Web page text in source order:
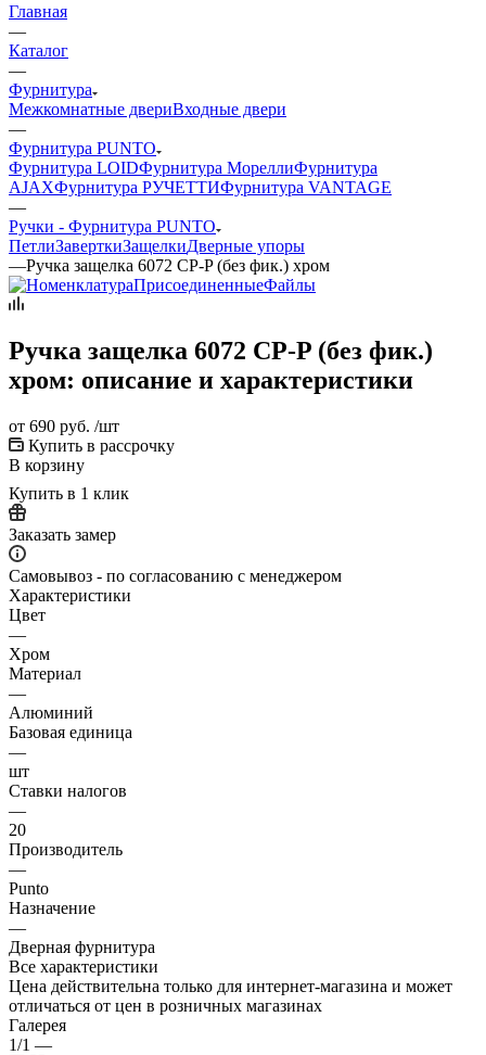
Главная
—
Каталог
—
Фурнитура
Межкомнатные двериВходные двери
—
Фурнитура PUNTO
Фурнитура LOIDФурнитура МореллиФурнитура
AJAXФурнитура РУЧЕТТИФурнитура VANTAGE
—
Ручки - Фурнитура PUNTO
ПетлиЗаверткиЗащелкиДверные упоры
—Ручка защелка 6072 CP-P (без фик.) хром
Ручка защелка 6072 CP-P (без фик.)
хром: описание и характеристики
от 690 руб. /шт
Купить в рассрочку
В корзину
Купить в 1 клик
Заказать замер
Самовывоз - по согласованию с менеджером
Характеристики
Цвет
—
Хром
Материал
—
Алюминий
Базовая единица
—
шт
Ставки налогов
—
20
Производитель
—
Punto
Назначение
—
Дверная фурнитура
Все характеристики
Цена действительна только для интернет-магазина и может
отличаться от цен в розничных магазинах
Галерея
1/1 —